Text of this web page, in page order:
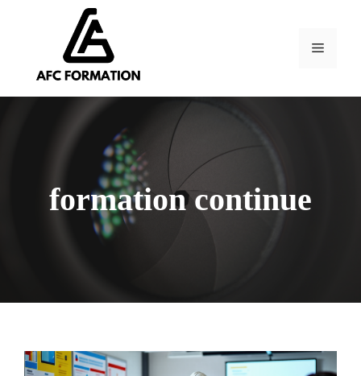
Menu
formation continue